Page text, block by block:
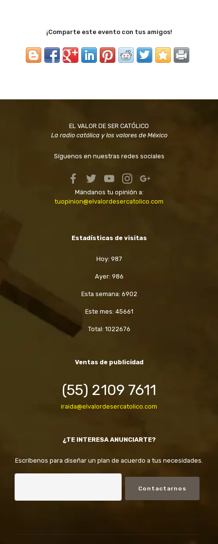
¡Comparte este evento con tus amigos!
EL VALOR DE SER CATÓLICO
La radio católica y los valores de México
Síguenos en nuestras redes sociales
Mándanos tu opinión a:
tuopinion@elvalordesercatolico.com
Estadísticas de visitas
Hoy: 987
Ayer: 986
Esta semana: 6902
Este mes: 45661
Total: 1022676
Ventas de publicidad
(55) 2109 7611
iraida@elvalordesercatolico.com
¿TE INTERESA ANUNCIARTE?
Escríbenos para diseñar un plan de acuerdo a tus necesidades.
Contactarnos